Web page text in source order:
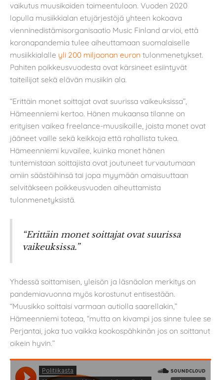
vaikutus muusikoiden toimeentuloon. Vuoden 2020
lopulla musiikkialan etujärjestöjä yhteen kokoava
vienninedistämisorganisaatio Music Finland arvioi, että
koronapandemia tulee aiheuttamaan suomalaiselle
musiikkialalle yli 200 miljoonan euron tulonmenetykset.
Pahiten poikkeusvuodesta ovat kärsineet esiintyvät
taiteilijat sekä elävän musiikin ala.
“Erittäin monet soittajat ovat suurissa vaikeuksissa”,
Hämeenniemi kertoo. Hänen mukaansa tilanne on
erityisen vaikea freelance-muusikoille, joista monet ovat
jääneet vaille sekä keikkoja että rahallista tukea.
Hämeenniemi kuvailee, kuinka monet hänen
tuntemistaan soittajista ovat joutuneet turvautumaan
omiin säästöihinsä tai jopa myymään omaisuuttaan
selvitäkseen poikkeusvuoden aiheuttamista
tulonmenetyksistä.
“Erittäin monet soittajat ovat suurissa
vaikeuksissa.”
Yhdessä soittamisen, yleisön ja läsnäolon merkitys on
pandemiavuonna myös korostunut entisestään.
“Muusikko soittaisi varmaan autiolla saarellakin,”
Hämeenniemi toteaa, “mutta on kivampi jos sinne tulee se
Perjantai, joka tuo vaikka kookospähkinän jos on soittanut
oikein hyvin.”